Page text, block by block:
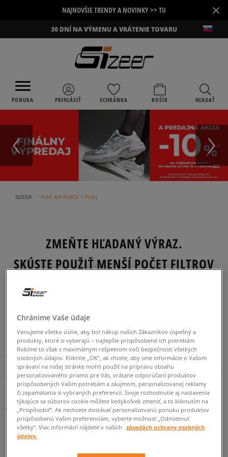
NAJNOVŠIE TRENDY A NOVINKY >> TU ×
30 DNÍ NA VÝMENU A VRÁTENIE TOVARU
PONUKA PRIHLÁSIŤ SCHRÁNKA KOŠÍK HĽADAŤ
SIZEER NIKE AIR FORCE 1 PIXEL
ZMEŇTE HĽADANÝ VÝRAZ.
SKÚSTE POUŽIŤ MENŠÍ POČET FILTROV
(ODSTRÁŇTE MENEJ DÔLEŽITÉ).
Pokračovanie legendy - dámske tenisky Nike Air Force 1 Pixel
Naším dnešným hrdinom je jeden z najnovších modelov od
značky pochádzajúcej priamo zo štátu Oregon - tenisky Nike Air
Force 1 Pixel, ktoré hrdo reprezentujú jednu z najslávnejších
línií aké boli kedy navrhnuté týmto americkým športovým
gigantom.
Skôr než vám však prezradíme pre aké prekvapivé riešenia sa
Nike rozhodla v tejto verzii kultovej sérii dovoľte, aby sme vám
Chránime Vaše údaje
Venujeme všetko úsilie, aby bol nákup našich Zákazníkov úspešný a
produkty, ktoré si vyberajú – najlepšie prispôsobené ich potrebám.
Robíme to však s maximálnym rešpektom voči bezpečnosti všetkých
osobných údajov. Kliknite „OK”, ak chcete, aby sme informácie o Vašom
správaní na našej stránke mohli použiť na prípravu obsahu
personalizovaného priamo pre Vás, vrátane odporúčaní produktov
prispôsobených Vašim potrebám a záujmom, personalizovanej reklamy
či zapamätania si vybraných preferencií. Svoje rozhodnutie aj nastavenia
týkajúce sa súborov cookie môžete kedykoľvek zmeniť, a to kliknutím na
„Prispôsobiť”. Ak nechcete dostávať personalizovanú ponuku produktov
prispôsobenú Vašim preferenciám, vyberte možnosť „Odmietnuť
všetky”. Viac informácií nájdete v našich
zásadách ochrany osobných
údajov.